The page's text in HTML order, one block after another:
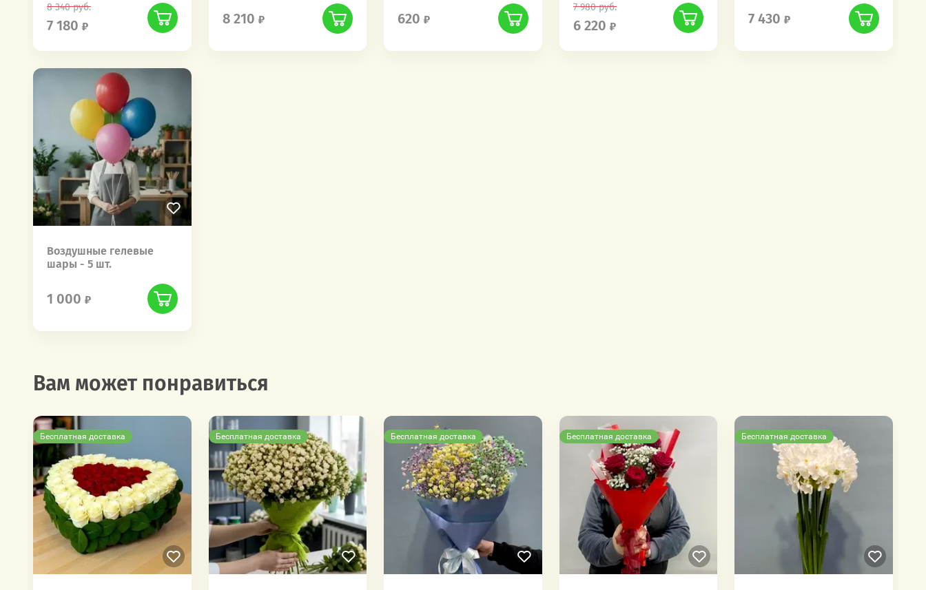
8 340руб.
7 180 8 210 620
7 980руб.
6 220 7 430
Воздушные гелевые
шары - 5 шт.
1 000
Вам может понравиться
Бесплатная доставка Бесплатная доставка Бесплатная доставка Бесплатная доставка Бесплатная доставка